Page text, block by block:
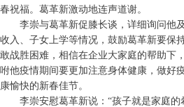
春祝福。葛革新激动地连声道谢。
李崇与葛革新促膝长谈，详细询问他
收入、子女上学等情况，鼓励葛革新要保
敢战胜困难，相信在企业大家庭的帮助下
咐他疫情期间要更加注意身体健康，做好
康愉快的新春佳节。
李崇安慰葛革新说：“孩子就是家庭